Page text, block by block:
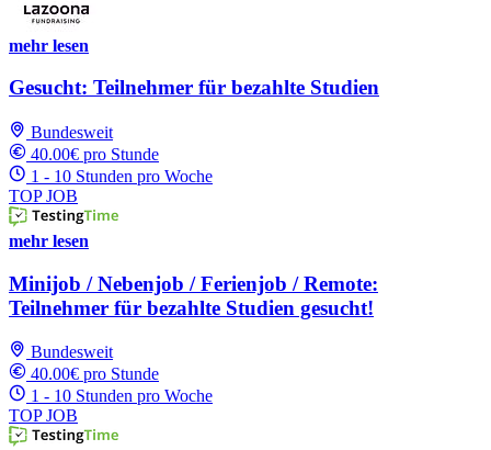
mehr lesen
Gesucht: Teilnehmer für bezahlte Studien
Bundesweit
40.00€ pro Stunde
1 - 10 Stunden pro Woche
TOP JOB
mehr lesen
Minijob / Nebenjob / Ferienjob / Remote:
Teilnehmer für bezahlte Studien gesucht!
Bundesweit
40.00€ pro Stunde
1 - 10 Stunden pro Woche
TOP JOB